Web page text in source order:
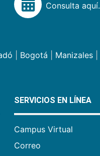
Consulta aquí.
Bogotá Manizales|
SERVICIOS EN LÍNEA
Campus Virtual
Correo